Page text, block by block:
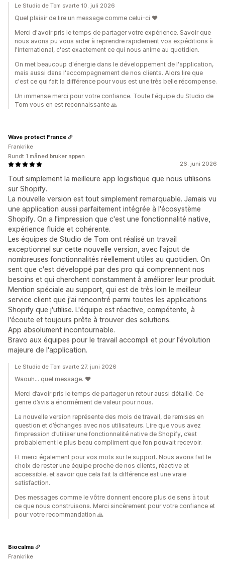
Le Studio de Tom svarte 10. juli 2026
Quel plaisir de lire un message comme celui-ci ❤️
Merci d'avoir pris le temps de partager votre expérience. Savoir que
nous avons pu vous aider à reprendre rapidement vos expéditions à
l'international, c'est exactement ce qui nous anime au quotidien.
On met beaucoup d'énergie dans le développement de l'application,
mais aussi dans l'accompagnement de nos clients. Alors lire que
c'est ce qui fait la différence pour vous est une très belle récompense.
Un immense merci pour votre confiance. Toute l'équipe du Studio de
Tom vous en est reconnaissante 🙏
26. juni 2026
Tout simplement la meilleure app logistique que nous utilisons
sur Shopify.
La nouvelle version est tout simplement remarquable. Jamais vu
une application aussi parfaitement intégrée à l'écosystème
Shopify. On a l'impression que c'est une fonctionnalité native,
expérience fluide et cohérente.
Les équipes de Studio de Tom ont réalisé un travail
exceptionnel sur cette nouvelle version, avec l'ajout de
nombreuses fonctionnalités réellement utiles au quotidien. On
sent que c'est développé par des pro qui comprennent nos
besoins et qui cherchent constamment à améliorer leur produit.
Mention spéciale au support, qui est de très loin le meilleur
service client que j'ai rencontré parmi toutes les applications
Shopify que j'utilise. L'équipe est réactive, compétente, à
l'écoute et toujours prête à trouver des solutions.
App absolument incontournable.
Bravo aux équipes pour le travail accompli et pour l'évolution
majeure de l'application.
Wave protect France
Frankrike
Rundt 1 måned bruker appen
Le Studio de Tom svarte 27. juni 2026
Waouh… quel message. ❤️
Merci d’avoir pris le temps de partager un retour aussi détaillé. Ce
genre d’avis a énormément de valeur pour nous.
La nouvelle version représente des mois de travail, de remises en
question et d’échanges avec nos utilisateurs. Lire que vous avez
l’impression d’utiliser une fonctionnalité native de Shopify, c’est
probablement le plus beau compliment que l’on pouvait recevoir.
Et merci également pour vos mots sur le support. Nous avons fait le
choix de rester une équipe proche de nos clients, réactive et
accessible, et savoir que cela fait la différence est une vraie
satisfaction.
Des messages comme le vôtre donnent encore plus de sens à tout
ce que nous construisons. Merci sincèrement pour votre confiance et
pour votre recommandation 🙏
Biocalma
Frankrike